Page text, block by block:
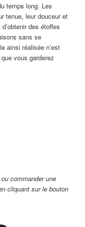
temps long. Les
tenue, leur douceur et
des étoffes
sans se
ainsi réalisée n’est
vous garderez
commander une
cliquant sur le bouton